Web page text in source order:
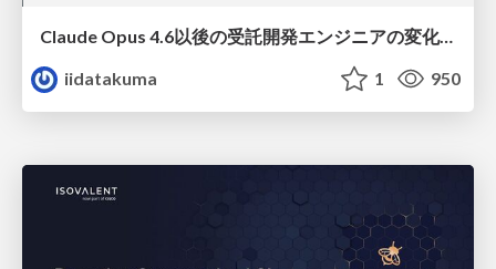
Claude Opus 4.6以後の受託開発エンジニアの変化(Claude Code開発ノウハウ大公開スペシャルbyクラスメソッド)
iidatakuma
1 950